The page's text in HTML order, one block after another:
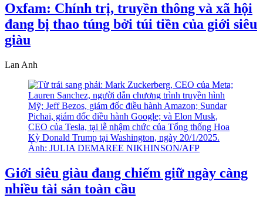
Oxfam: Chính trị, truyền thông và xã hội
đang bị thao túng bởi túi tiền của giới siêu
giàu
Lan Anh
Giới siêu giàu đang chiếm giữ ngày càng
nhiều tài sản toàn cầu